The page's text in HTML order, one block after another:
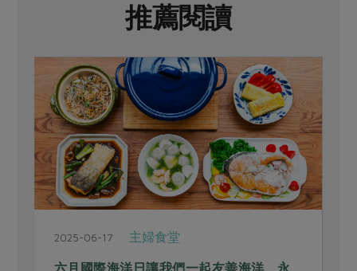
推薦閱讀
2025-06-06 生活提案
許海洋一個未來 就從你的選擇開始